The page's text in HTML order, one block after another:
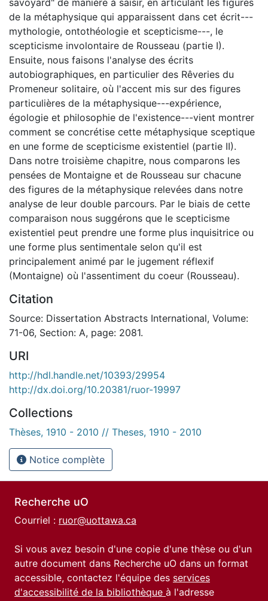
de la métaphysique qui apparaissent dans cet écrit---
mythologie, ontothéologie et scepticisme---, le
scepticisme involontaire de Rousseau (partie I).
Ensuite, nous faisons l'analyse des écrits
autobiographiques, en particulier des Rêveries du
Promeneur solitaire, où l'accent mis sur des figures
particulières de la métaphysique---expérience,
égologie et philosophie de l'existence---vient montrer
comment se concrétise cette métaphysique sceptique
en une forme de scepticisme existentiel (partie II).
Dans notre troisième chapitre, nous comparons les
pensées de Montaigne et de Rousseau sur chacune
des figures de la métaphysique relevées dans notre
analyse de leur double parcours. Par le biais de cette
comparaison nous suggérons que le scepticisme
existentiel peut prendre une forme plus inquisitrice ou
une forme plus sentimentale selon qu'il est
principalement animé par le jugement réflexif
(Montaigne) où l'assentiment du coeur (Rousseau).
Citation
Source: Dissertation Abstracts International, Volume:
71-06, Section: A, page: 2081.
URI
http://hdl.handle.net/10393/29954
http://dx.doi.org/10.20381/ruor-19997
Collections
Thèses, 1910 - 2010 // Theses, 1910 - 2010
Notice complète
Recherche uO
Courriel : ruor@uottawa.ca
Si vous avez besoin d'une copie d'une thèse ou d'un
autre document dans Recherche uO dans un format
accessible, contactez l'équipe des services
d'accessibilité de la bibliothèque à l'adresse